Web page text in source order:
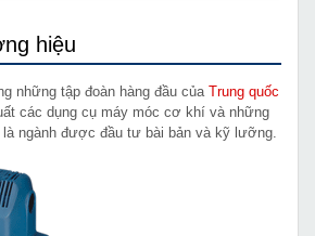
hiệu
những tập đoàn hàng đầu của Trung quốc
các dụng cụ máy móc cơ khí và những
ngành được đầu tư bài bản và kỹ lưỡng.